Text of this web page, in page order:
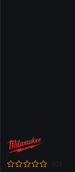
NAZWA
PRODUCENTA:
MILWAUKEE